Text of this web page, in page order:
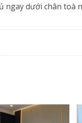
ngay dưới chân toà